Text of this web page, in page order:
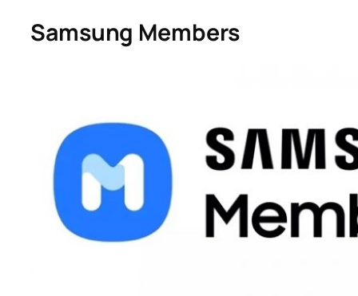
Samsung Members